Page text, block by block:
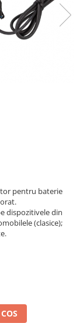
pentru baterie
dispozitivele din
(clasice);